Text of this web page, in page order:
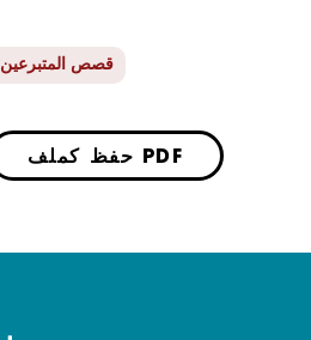
قصص المتبرعين
حفظ كملف PDF